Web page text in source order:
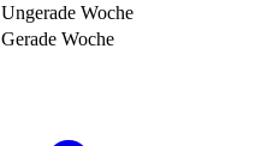
Ungerade Woche
Gerade Woche